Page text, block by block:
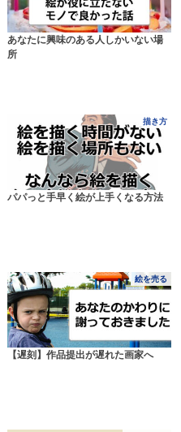
あなたに興味のある人しかいない場
所
描き方
パパっと手早く絵が上手くなる方法
絵を売る
【遅刻】作品提出が遅れた画家へ